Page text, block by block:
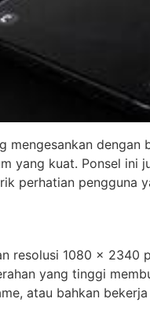
mengesankan
yang kuat. Ponsel
perhatian
resolusi 1080 x
yang tinggi
atau bahkan